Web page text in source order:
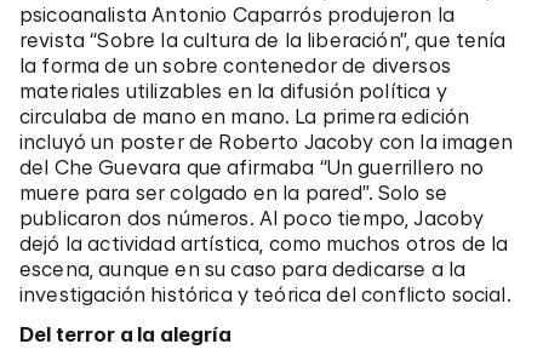
psicoanalista Antonio Caparrós produjeron la
revista “Sobre la cultura de la liberación”, que tenía
la forma de un sobre contenedor de diversos
materiales utilizables en la difusión política y
circulaba de mano en mano. La primera edición
incluyó un poster de Roberto Jacoby con la imagen
del Che Guevara que afirmaba “Un guerrillero no
muere para ser colgado en la pared”. Solo se
publicaron dos números. Al poco tiempo, Jacoby
dejó la actividad artística, como muchos otros de la
escena, aunque en su caso para dedicarse a la
investigación histórica y teórica del conflicto social.
Del terror a la alegría